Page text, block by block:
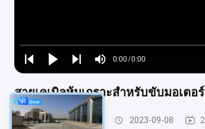
Play
Play
Play
Mute
Time
0:00/0:00
Loaded:
0%
สายเคเบิลหุ้มเกราะสำหรับขับมอเตอ
เครื่องเคเบิลหุ้มเกราะ 2023-09-08